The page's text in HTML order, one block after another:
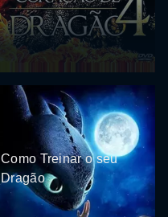
Como Treinar o seu
Dragão